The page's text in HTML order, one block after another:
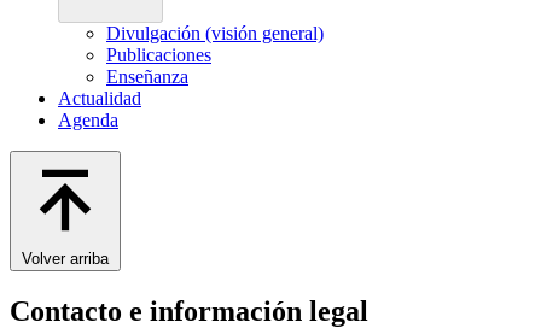
Divulgación (visión general)
Publicaciones
Enseñanza
Actualidad
Agenda
Volver arriba
Contacto e información legal